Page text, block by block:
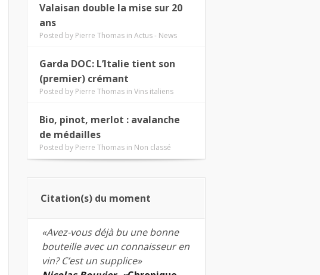
Valaisan double la mise sur 20
ans
Posted by Pierre Thomas in Actus - News
Garda DOC: L’Italie tient son
(premier) crémant
Posted by Pierre Thomas in Vins italiens
Bio, pinot, merlot : avalanche
de médailles
Posted by Pierre Thomas in Non classé
Citation(s) du moment
«Avez-vous déjà bu une bonne
bouteille avec un connaisseur en
vin? C’est un supplice»